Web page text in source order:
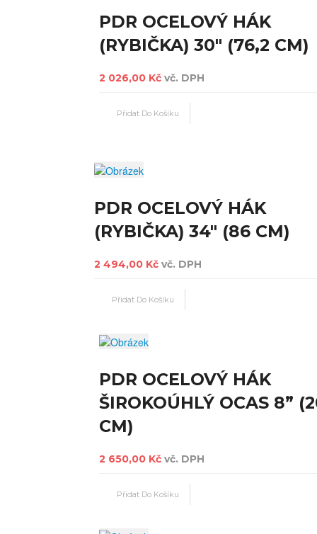
PDR OCELOVÝ HÁK
(RYBIČKA) 30" (76,2 CM)
2 026,00 Kč vč. DPH
PDR OCELOVÝ HÁK
(RYBIČKA) 34" (86 CM)
2 494,00 Kč vč. DPH
PDR OCELOVÝ HÁK
ŠIROKOÚHLÝ OCAS 8”
CM)
2 650,00 Kč vč. DPH